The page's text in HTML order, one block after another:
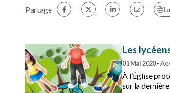
Partage
Les
01 Mai 2020-
À l’Église
sur la